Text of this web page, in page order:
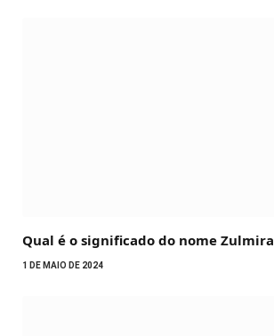
Qual é o significado do nome Zulmira
1 DE MAIO DE 2024